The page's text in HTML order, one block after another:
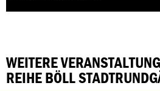
WEITERE
REIHE BÖLL